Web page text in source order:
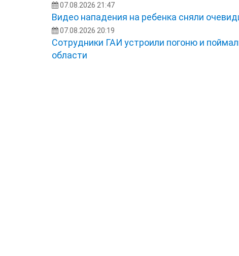
07.08.2026 21:47
Видео нападения на ребенка сняли
07.08.2026 20:19
Сотрудники ГАИ устроили погоню и
области